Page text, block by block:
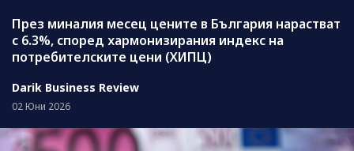
През миналия месец цените в България нарастват
с 6.3%, според хармонизирания индекс на
потребителските цени (ХИПЦ)
Darik Business Review
02 Юни 2026